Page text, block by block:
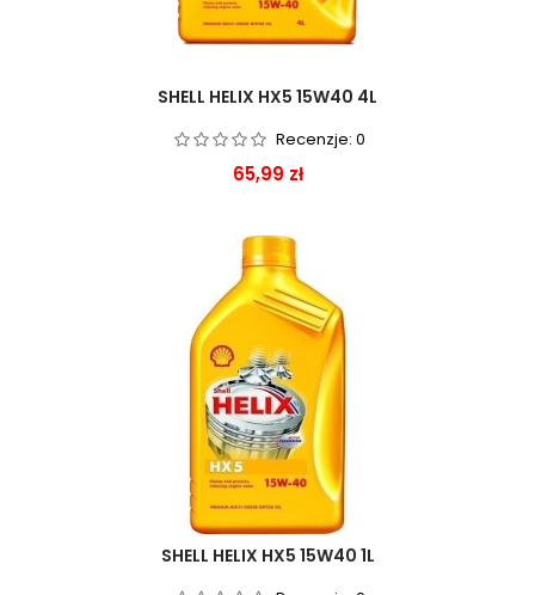
SHELL HELIX HX5 15W40 4L
Recenzje: 0
Cena
65,99 zł
SHELL HELIX HX5 15W40 1L